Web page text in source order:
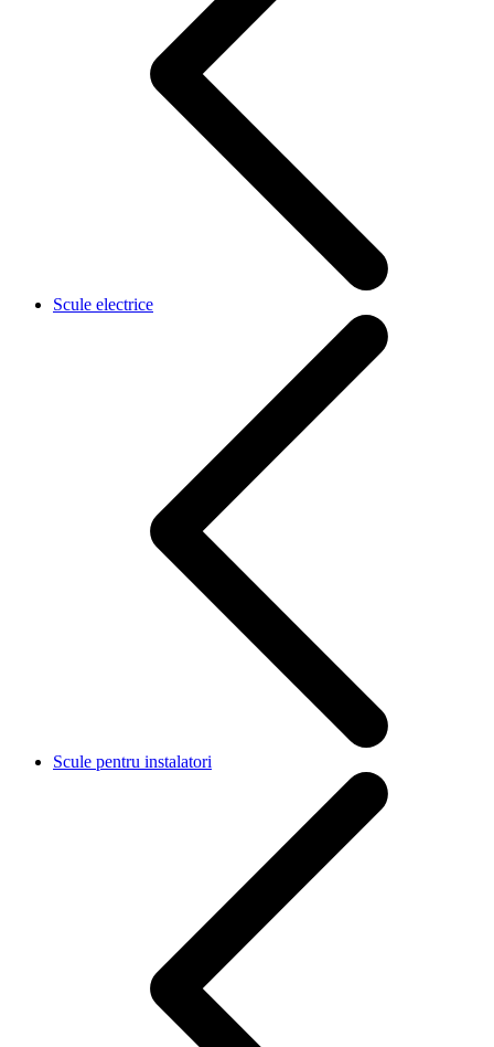
Scule electrice
Scule pentru instalatori